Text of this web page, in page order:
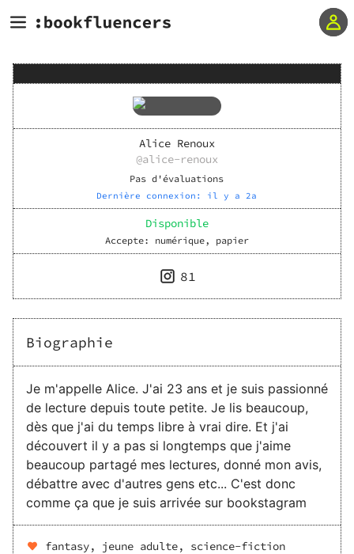
Biographie
Je m'appelle Alice. J'ai 23 ans et je suis passionné
de lecture depuis toute petite. Je lis beaucoup,
dès que j'ai du temps libre à vrai dire. Et j'ai
découvert il y a pas si longtemps que j'aime
beaucoup partagé mes lectures, donné mon avis,
débattre avec d'autres gens etc... C'est donc
comme ça que je suis arrivée sur bookstagram
fantasy, jeune adulte, science-fiction
Alice Renoux
@alice-renoux
Pas d'évaluations
Dernière connexion: il y a 2a
Disponible
Accepte: numérique, papier
81